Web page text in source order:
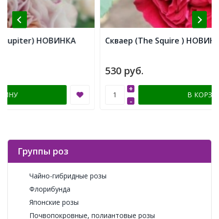
Скваер (The Squire ) НОВИНКА
В КОРЗИНУ
Группы роз
Чайно-гибридные розы
Флорибунда
Японские розы
Почвопокровные, полиантовые розы